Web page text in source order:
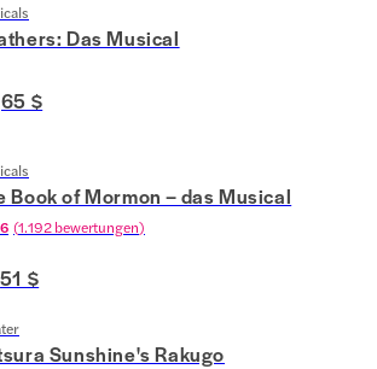
Das Musical
$
Book of Mormon – das Musical
(1.192 bewertungen)
$
Sunshine's Rakugo